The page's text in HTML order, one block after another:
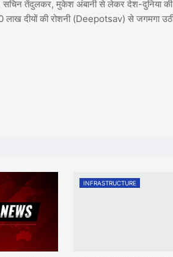
तेंदुलकर, मुकेश अंबानी से लेकर देश-दुनिया की
10 लाख दीयों की रोशनी (Deepotsav) से जगमगा
INFRASTRUCTURE